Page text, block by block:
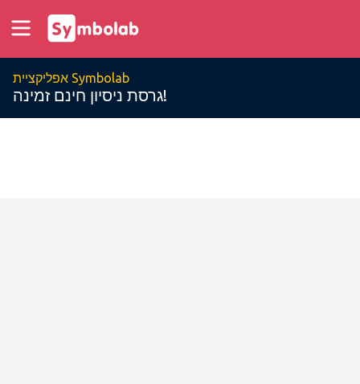
אפליקציית Symbolab
גרסת ניסיון חינם זמינה!